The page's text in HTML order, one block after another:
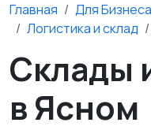
Главная Для Бизнеса
Логистика и склад
Склады
в Ясном